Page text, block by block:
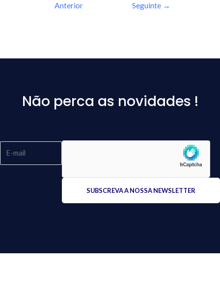
Anterior
Seguinte →
Não perca as novidades !